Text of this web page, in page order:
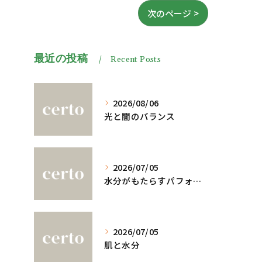
次のページ >
最近の投稿 Recent Posts
2026/08/06
光と闇のバランス
2026/07/05
水分がもたらすパフォーマンスへの影響
2026/07/05
肌と水分